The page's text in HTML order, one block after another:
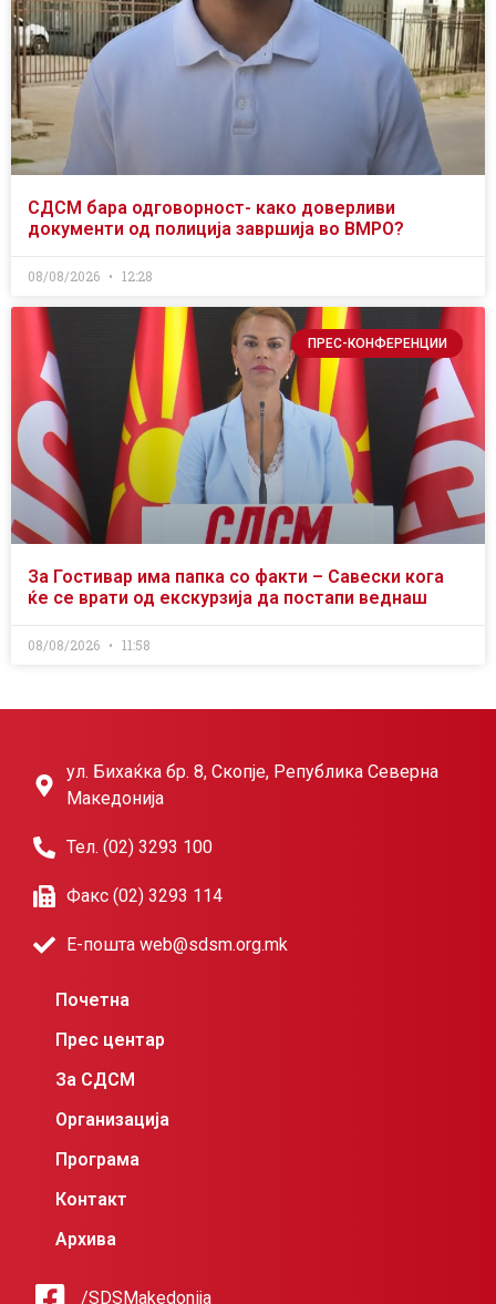
СДСМ бара одговорност- како доверливи
документи од полиција завршија во ВМРО?
08/08/2026 12:28
ПРЕС-КОНФЕРЕНЦИИ
За Гостивар има папка со факти – Савески кога
ќе се врати од екскурзија да постапи веднаш
08/08/2026 11:58
ул. Бихаќка бр. 8, Скопје, Република Северна
Македонија
Тел. (02) 3293 100
Факс (02) 3293 114
Е-пошта web@sdsm.org.mk
Почетна
Прес центар
За СДСМ
Организација
Програма
Контакт
Архива
/SDSMakedonija